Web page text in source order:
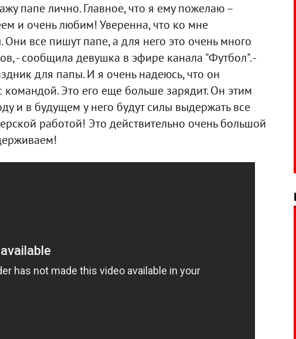
папе лично. Главное, что я ему пожелаю –
и очень любим! Уверенна, что ко мне
Они все пишут папе, а для него это очень много
- сообщила девушка в эфире канала "Футбол". -
для папы. И я очень надеюсь, что он
командой. Это его еще больше зарядит. Он этим
и в будущем у него будут силы выдержать все
работой! Это действительно очень большой